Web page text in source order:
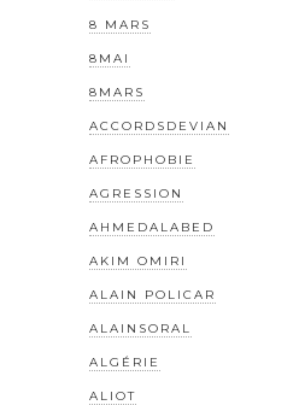
8 MARS
8MAI
8MARS
ACCORDSDEVIAN
AFROPHOBIE
AGRESSION
AHMEDALABED
AKIM OMIRI
ALAIN POLICAR
ALAINSORAL
ALGÉRIE
ALIOT